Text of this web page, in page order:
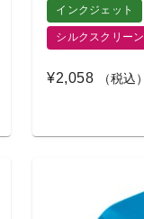
インクジェット
シルクスクリーン
¥2,058 （税込